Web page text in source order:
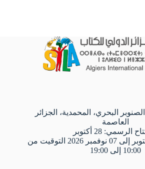
البحري، المحمدية، الجزائر
العاصمة
الرسمي: 28 أكتوبر
للجمهور: من 29 أكتوبر إلى 07 نوفمبر 2026 التوقيت من
10:00 إلى 19:00